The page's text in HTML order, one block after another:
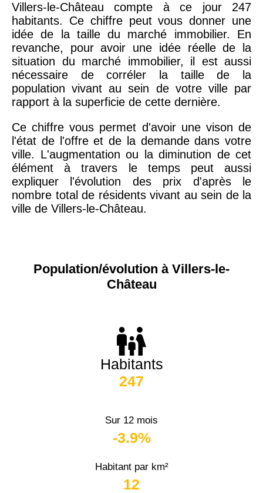
Villers-le-Château compte à ce jour 247
habitants. Ce chiffre peut vous donner une
idée de la taille du marché immobilier. En
revanche, pour avoir une idée réelle de la
situation du marché immobilier, il est aussi
nécessaire de corréler la taille de la
population vivant au sein de votre ville par
rapport à la superficie de cette dernière.
Ce chiffre vous permet d'avoir une vison de
l'état de l'offre et de la demande dans votre
ville. L'augmentation ou la diminution de cet
élément à travers le temps peut aussi
expliquer l'évolution des prix d'après le
nombre total de résidents vivant au sein de la
ville de Villers-le-Château.
Population/évolution à Villers-le-
Château
Habitants
247
Sur 12 mois
-3.9%
Habitant par km²
12